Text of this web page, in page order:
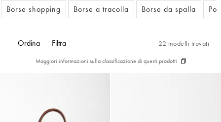
Borse shopping
Borse a tracolla Borse da spalla
Ordina Filtra 22 modelli trovati
Maggiori informazioni sulla classificazione di questi prodotti